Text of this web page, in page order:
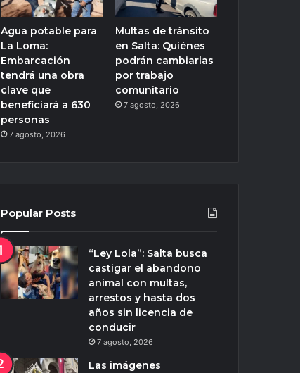
Agua potable para
La Loma:
Embarcación
tendrá una obra
clave que
beneficiará a 630
personas
7 agosto, 2026
Multas de tránsito
en Salta: Quiénes
podrán cambiarlas
por trabajo
comunitario
7 agosto, 2026
Popular Posts
“Ley Lola”: Salta busca
castigar el abandono
animal con multas,
arrestos y hasta dos
años sin licencia de
conducir
7 agosto, 2026
Las imágenes